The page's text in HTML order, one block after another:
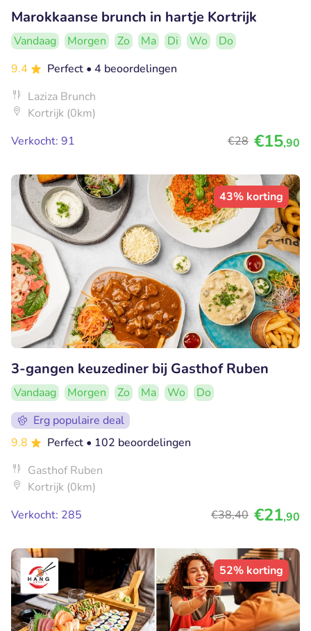
Marokkaanse brunch in hartje Kortrijk
Vandaag Morgen Zo Ma Di Wo
Do
9.4
Perfect • 4 beoordelingen
Laziza Brunch
Kortrijk (0km)
Verkocht: 91
€28 €15,90
43% korting
3-gangen keuzediner bij Gasthof Ruben
Vandaag Morgen Zo Ma Wo
Do
Erg populaire deal
9.8
Perfect • 102 beoordelingen
Gasthof Ruben
Kortrijk (0km)
Verkocht: 285
€38,40 €21,90
52% korting